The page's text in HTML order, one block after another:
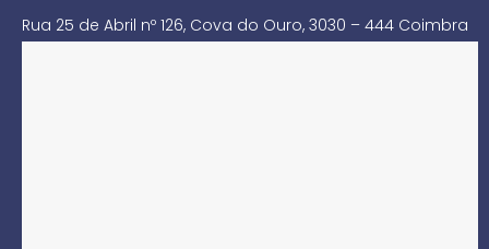
Rua 25 de Abril nº 126, Cova do Ouro, 3030 – 444 Coimbra